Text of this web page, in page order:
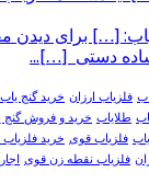
[…] برای دیدن
دستی […]...
فلزیاب ارزان خرید گنج یاب
طلایاب خرید و فروش گنج
فلزیاب قوی خرید فلزیاب
فلزیاب نقطه زن قوی